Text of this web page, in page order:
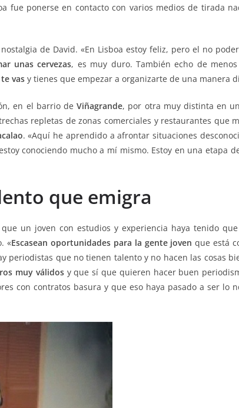
fue ponerse en contacto con varios medios de tirada
de David. «En Lisboa estoy feliz, pero el no
unas cervezas, es muy duro. También echo de
vas y tienes que empezar a organizarte de una manera
en el barrio deViñagrande, por otra muy distinta en
repletas de zonas comerciales y restaurantes que
. «Aquí he aprendido a afrontar situaciones
conociendo mucho a mí mismo. Estoy en una etapa
que emigra
un joven con estudios y experiencia haya tenido
«Escasean oportunidades para la gente joven que está
periodistas que no tienen talento y no hacen las cosas
muy válidosy que sí que quieren hacer buen
con contratos basura y que eso haya pasado a ser lo